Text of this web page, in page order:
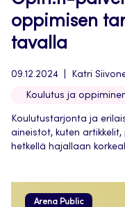
oppimisen
tavalla
09.12.2024 Katri
Koulutus ja
Koulutustarjonta ja
aineistot, kuten
hetkellä hajallaan
Arena Public